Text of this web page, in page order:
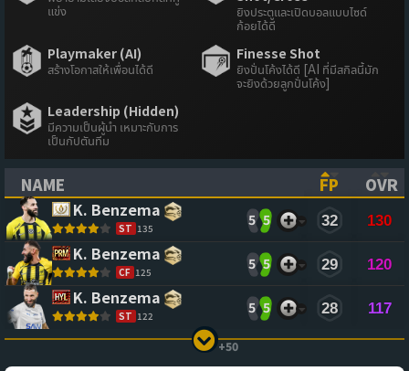
แข่ง ยิงประตูและเปิดบอลแบบไซด์
ก้อยได้ดี
Playmaker (AI)
สร้างโอกาสให้เพื่อนได้ดี
Finesse Shot
ยิงปั่นโค้งได้ดี [AI ที่มีสกิลนี้มัก
จะยิงด้วยลูกปั่นโค้ง]
Leadership (Hidden)
มีความเป็นผู้นำ เหมาะกับการ
เป็นกัปตันทีม
NAME
(CLICK TO SORT ASCENDING)
FP
OVR
K. Benzema
ST 135
5 5 32 130
K. Benzema
CF 125
5 5 29 120
K. Benzema
ST 122
5 5 28 117
+50